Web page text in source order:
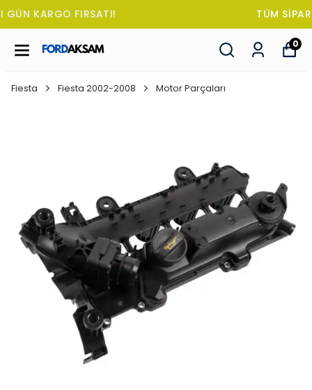
TÜM SİPARİŞLERDE OTO KOKUSU HEDİYE!
0
Fiesta Fiesta 2002-2008 Motor Parçaları